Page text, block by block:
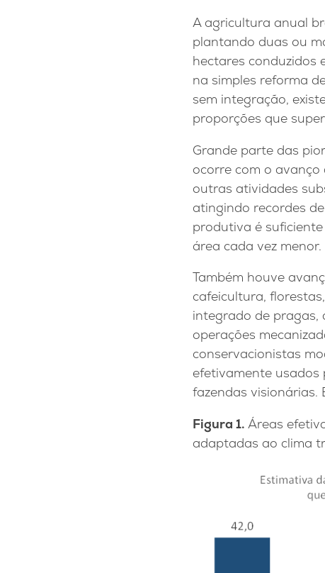
A agricultura anual
plantando duas ou
hectares conduzidos
na simples reforma
sem integração,
proporções que
Grande parte das
ocorre com o
outras atividades
atingindo recordes
produtiva é
área cada vez menor.
Também houve
cafeicultura,
integrado de pragas,
operações
conservacionistas
efetivamente usados
fazendas visionárias.
Figura 1. Áreas
adaptadas ao clima